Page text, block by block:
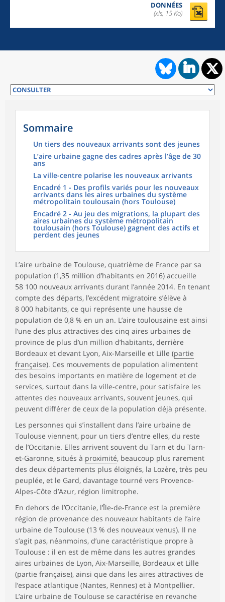
DONNÉES
(xls, 15 Ko)
Sommaire
Un tiers des nouveaux arrivants sont des jeunes
L’aire urbaine gagne des cadres après l’âge de 30
ans
La ville-centre polarise les nouveaux arrivants
Encadré 1 - Des profils variés pour les nouveaux
arrivants dans les aires urbaines du système
métropolitain toulousain (hors Toulouse)
Encadré 2 - Au jeu des migrations, la plupart des
aires urbaines du système métropolitain
toulousain (hors Toulouse) gagnent des actifs et
perdent des jeunes
L’aire urbaine de Toulouse, quatrième de France par sa
population (1,35 million d’habitants en 2016) accueille
58 100 nouveaux arrivants durant l’année 2014. En tenant
compte des départs, l’excédent migratoire s’élève à
8 000 habitants, ce qui représente une hausse de
population de 0,8 % en un an. L’aire toulousaine est ainsi
l’une des plus attractives des cinq aires urbaines de
province de plus d’un million d’habitants, derrière
Bordeaux et devant Lyon, Aix-Marseille et Lille (partie
française). Ces mouvements de population alimentent
des besoins importants en matière de logement et de
services, surtout dans la ville-centre, pour satisfaire les
attentes des nouveaux arrivants, souvent jeunes, qui
peuvent différer de ceux de la population déjà présente.
Les personnes qui s’installent dans l’aire urbaine de
Toulouse viennent, pour un tiers d’entre elles, du reste
de l’Occitanie. Elles arrivent souvent du Tarn et du Tarn-
et-Garonne, situés à proximité, beaucoup plus rarement
des deux départements plus éloignés, la Lozère, très peu
peuplée, et le Gard, davantage tourné vers Provence-
Alpes-Côte d’Azur, région limitrophe.
En dehors de l’Occitanie, l’Île-de-France est la première
région de provenance des nouveaux habitants de l’aire
urbaine de Toulouse (13 % des nouveaux venus). Il ne
s’agit pas, néanmoins, d’une caractéristique propre à
Toulouse : il en est de même dans les autres grandes
aires urbaines de Lyon, Aix-Marseille, Bordeaux et Lille
(partie française), ainsi que dans les aires attractives de
l’espace atlantique (Nantes, Rennes) et à Montpellier.
L’aire urbaine de Toulouse se caractérise en revanche